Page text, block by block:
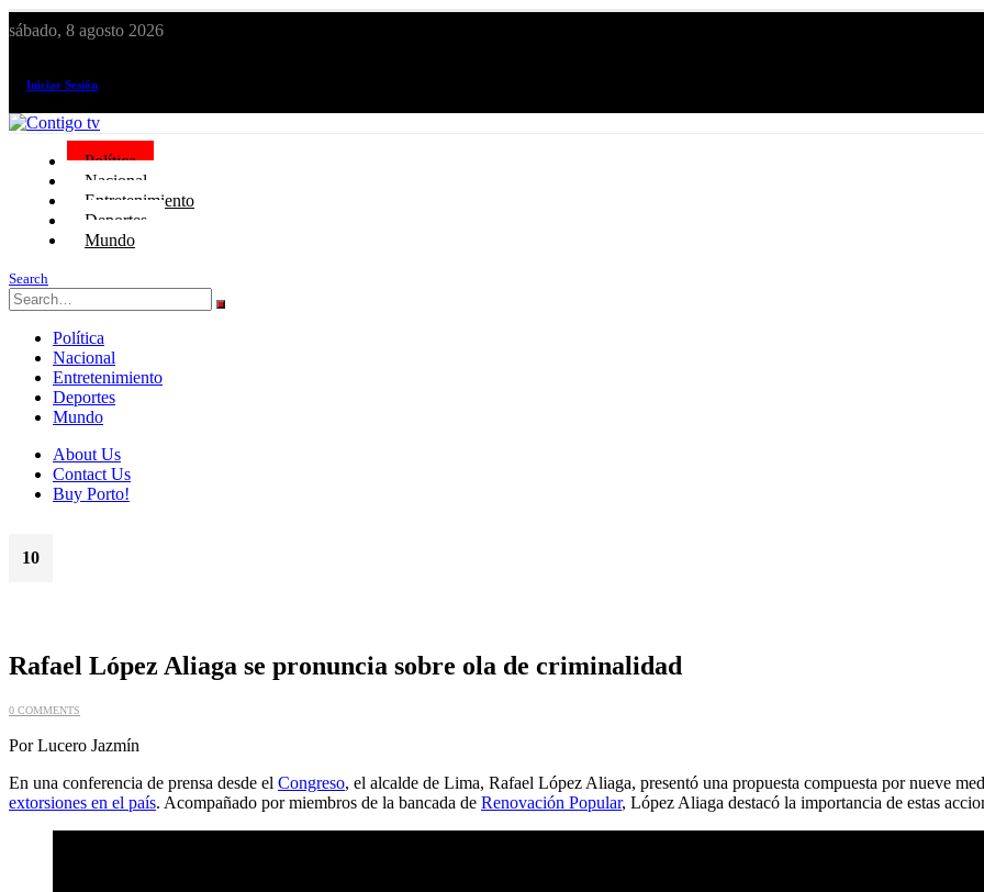
sábado, 8 agosto 2026
Iniciar Sesión
Política
Nacional
Entretenimiento
Deportes
Mundo
Search
Política
Nacional
Entretenimiento
Deportes
Mundo
About Us
Contact Us
Buy Porto!
10
Rafael López Aliaga se pronuncia sobre ola de criminalidad
0 COMMENTS
Por Lucero Jazmín
En una conferencia de prensa desde el Congreso, el alcalde de Lima, Rafael López Aliaga, presentó una propuesta compuesta por nueve
extorsiones en el país. Acompañado por miembros de la bancada de Renovación Popular, López Aliaga destacó la importancia de estas